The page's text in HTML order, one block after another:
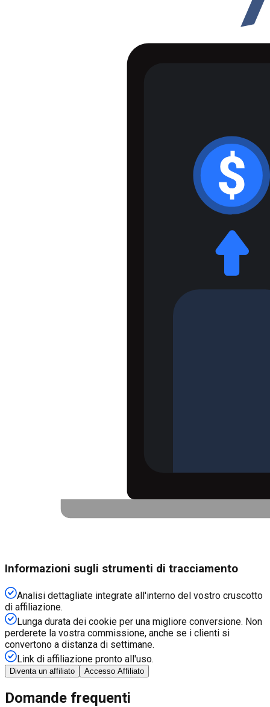
Informazioni sugli strumenti di tracciamento
Analisi dettagliate integrate all'interno del vostro cruscotto
di affiliazione.
Lunga durata dei cookie per una migliore conversione. Non
perderete la vostra commissione, anche se i clienti si
convertono a distanza di settimane.
Link di affiliazione pronto all'uso.
Diventa un affiliato Accesso Affiliato
Domande frequenti